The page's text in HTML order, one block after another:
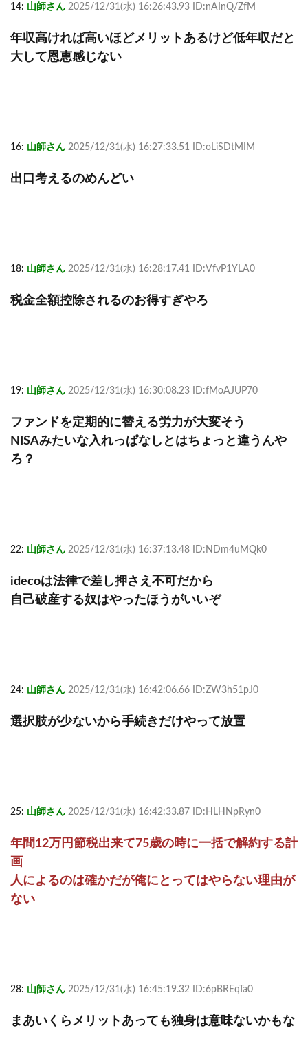
14: 山師さん 2025/12/31(水) 16:26:43.93 ID:nAInQ/ZfM
年収高ければ高いほどメリットあるけど低年収だと
大して恩恵感じない
16: 山師さん 2025/12/31(水) 16:27:33.51 ID:oLiSDtMIM
出口考えるのめんどい
18: 山師さん 2025/12/31(水) 16:28:17.41 ID:VfvP1YLA0
税金全額控除されるのお得すぎやろ
19: 山師さん 2025/12/31(水) 16:30:08.23 ID:fMoAJUP70
ファンドを定期的に替える労力が大変そう
NISAみたいな入れっぱなしとはちょっと違うんや
ろ？
22: 山師さん 2025/12/31(水) 16:37:13.48 ID:NDm4uMQk0
idecoは法律で差し押さえ不可だから
自己破産する奴はやったほうがいいぞ
24: 山師さん 2025/12/31(水) 16:42:06.66 ID:ZW3h51pJ0
選択肢が少ないから手続きだけやって放置
25: 山師さん 2025/12/31(水) 16:42:33.87 ID:HLHNpRyn0
年間12万円節税出来て75歳の時に一括で解約する計
画
人によるのは確かだが俺にとってはやらない理由が
ない
28: 山師さん 2025/12/31(水) 16:45:19.32 ID:6pBREqTa0
まあいくらメリットあっても独身は意味ないかもな